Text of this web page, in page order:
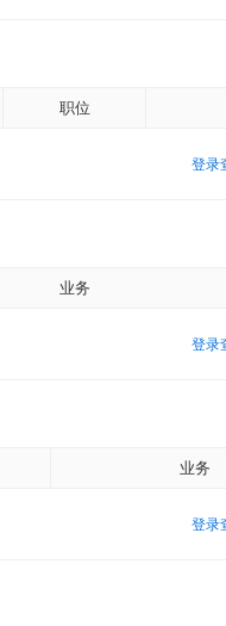
职位
登录
业务
登录
业务
登录